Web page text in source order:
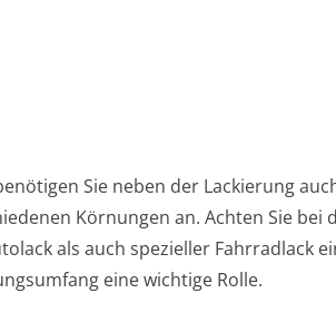
Sie neben der Lackierung
Körnungen an. Achten Sie bei
als auch spezieller Fahrradlack
eine wichtige Rolle.